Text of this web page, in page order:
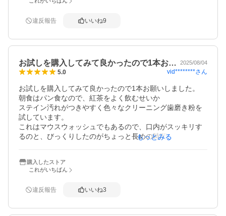
があったらリピートします。
イルウォッシュを出す時に勢いよく出てきて、出しにくい
違反報告 いいね9
お試しを購入してみて良かったので1本お… 2025/08/04
5.0 vid********さん
お試しを購入してみて良かったので1本お願いしました。
朝食はパン食なので、紅茶をよく飲むせいか
ステイン汚れがつきやすく色々なクリーニング歯磨き粉を
試しています。
これはマウスウォッシュでもあるので、口内がスッキリす
るのと、びっくりしたのがちょっと長めの時間口に含んで
そのまま水でゆすがずに歯ブラシをしてみたら、歯ブラシ
もうっすら茶色くみえました。
でも確かに新しい汚れは蓄積する前に落とせるのか
もっとみる
購入したストア
これがいちばん
違反報告 いいね3